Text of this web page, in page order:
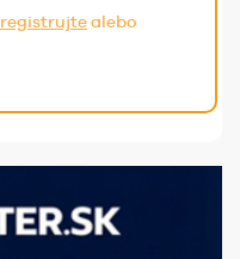
registrujtealebo